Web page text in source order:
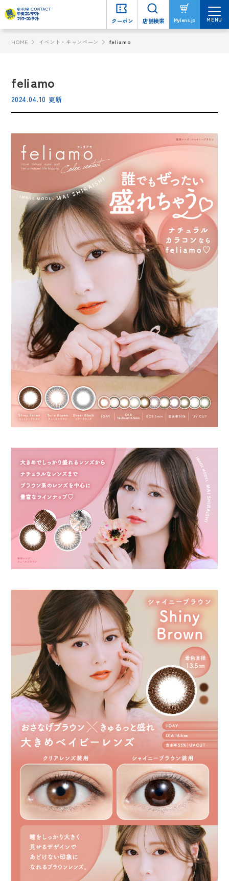
クーポン 店舗検索 Mylens.jp MENU
HOME イベント・キャンペーン feliamo
feliamo
2024.04.10 更新
クーポン 店舗検索 Mylens.jp MENU